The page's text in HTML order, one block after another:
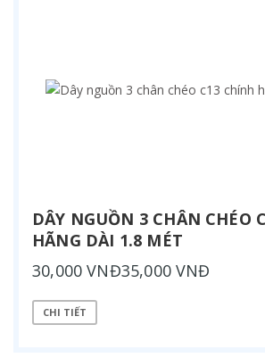
DÂY NGUỒN 3 CHÂN CHÉO
HÃNG DÀI 1.8 MÉT
30,000 VNĐ35,000 VNĐ
CHI TIẾT